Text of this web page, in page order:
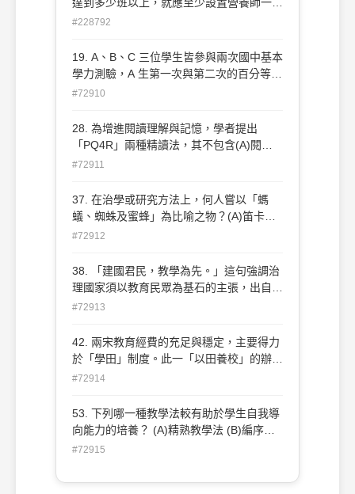
人？ (A)十班 (B)二十班 (C)三十班 (D)四十
#228792
19. A、B、C 三位學生皆參與兩次國中基本
學力測驗，A 生第一次與第二次的百分等級
從50 進步到70，B 生的百分等級從10進步
位學生原始分數改變最大？(A) A 生 (B) B
生 (C) C 生 (D)一樣大
#72910
28. 為增進閱讀理解與記憶，學者提出
「PQ4R」兩種精讀法，其不包含(A)閱讀
(Read) (B)省思(Reflect) (C)複誦
#72911
37. 在治學或研究方法上，何人嘗以「螞
蟻、蜘蛛及蜜蜂」為比喻之物？(A)笛卡兒
(R. Descartes) (B)培根(F. Bacon) (C)牛頓
#72912
38. 「建國君民，教學為先。」這句強調治
理國家須以教育民眾為基石的主張，出自下
列哪一部經典？(A)中庸 (B)禮記 (C)大學
#72913
42. 兩宋教育經費的充足與穩定，主要得力
於「學田」制度。此一「以田養校」的辦
法，係由何人創想而成？(A)孫奭 (B)王安石
#72914
53. 下列哪一種教學法較有助於學生自我導
向能力的培養？ (A)精熟教學法 (B)編序教
學法 (C)探究式教學法 (D)直接教學法
#72915